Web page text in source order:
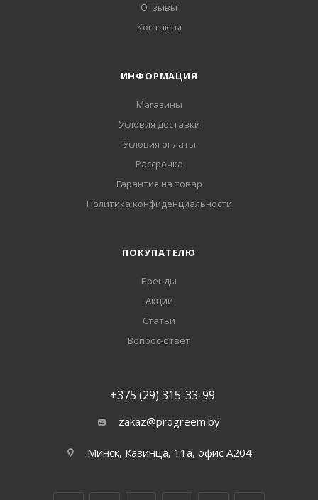
Отзывы
Контакты
ИНФОРМАЦИЯ
Магазины
Условия доставки
Условия оплаты
Рассрочка
Гарантия на товар
Политика конфиденциальности
ПОКУПАТЕЛЮ
Бренды
Акции
Статьи
Вопрос-ответ
+375 (29) 315-33-99
zakaz@progreem.by
Минск, Казинца, 11а, офис А204